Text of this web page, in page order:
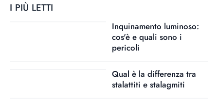
I PIÙ LETTI
Inquinamento luminoso:
cos'è e quali sono i
pericoli
Qual è la differenza tra
stalattiti e stalagmiti